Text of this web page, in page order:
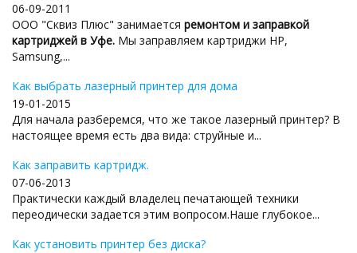
06-09-2011
ООО "Сквиз Плюс" занимается ремонтом и заправкой
картриджей в Уфе. Мы заправляем картриджи HP,
Samsung,...
Как выбрать лазерный принтер для дома
19-01-2015
Для начала разберемся, что же такое лазерный принтер? В
настоящее время есть два вида: струйные и...
Как заправить картридж.
07-06-2013
Практически каждый владелец печатающей техники
переодически задается этим вопросом.Наше глубокое...
Как установить принтер без диска?